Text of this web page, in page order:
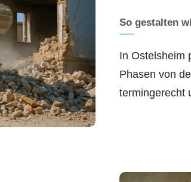
So gestalten
In Ostelsheim
Phasen von
termingerecht